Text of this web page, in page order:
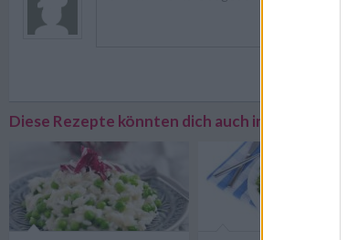
Diese Rezepte könnten dich auch interessieren